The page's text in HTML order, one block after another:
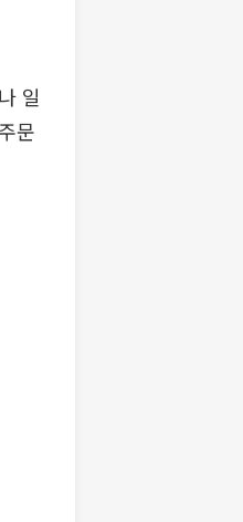
일
문